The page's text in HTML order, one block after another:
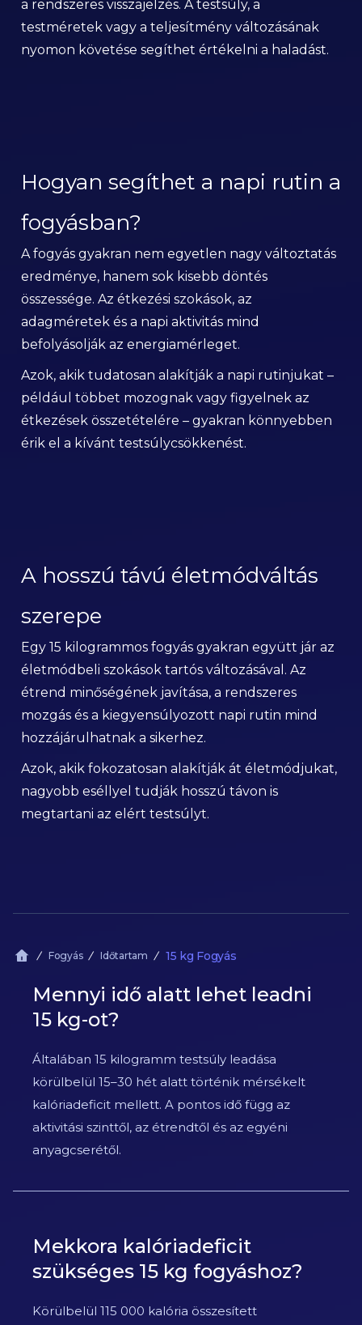
a rendszeres visszajelzés. A testsúly, a
testméretek vagy a teljesítmény változásának
nyomon követése segíthet értékelni a haladást.
Hogyan segíthet a napi rutin a
fogyásban?
A fogyás gyakran nem egyetlen nagy változtatás
eredménye, hanem sok kisebb döntés
összessége. Az étkezési szokások, az
adagméretek és a napi aktivitás mind
befolyásolják az energiamérleget.
Azok, akik tudatosan alakítják a napi rutinjukat –
például többet mozognak vagy figyelnek az
étkezések összetételére – gyakran könnyebben
érik el a kívánt testsúlycsökkenést.
A hosszú távú életmódváltás
szerepe
Egy 15 kilogrammos fogyás gyakran együtt jár az
életmódbeli szokások tartós változásával. Az
étrend minőségének javítása, a rendszeres
mozgás és a kiegyensúlyozott napi rutin mind
hozzájárulhatnak a sikerhez.
Azok, akik fokozatosan alakítják át életmódjukat,
nagyobb eséllyel tudják hosszú távon is
megtartani az elért testsúlyt.
Fogyás Időtartam 15 kg Fogyás
Mennyi idő alatt lehet leadni
15 kg-ot?
Általában 15 kilogramm testsúly leadása
körülbelül 15–30 hét alatt történik mérsékelt
kalóriadeficit mellett. A pontos idő függ az
aktivitási szinttől, az étrendtől és az egyéni
anyagcserétől.
Mekkora kalóriadeficit
szükséges 15 kg fogyáshoz?
Körülbelül 115 000 kalória összesített